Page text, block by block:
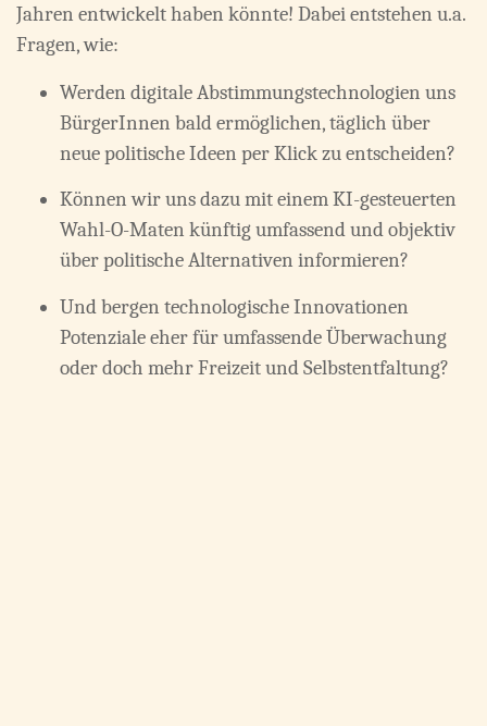
Jahren entwickelt haben könnte! Dabei entstehen u.a.
Fragen, wie:
Werden digitale Abstimmungstechnologien uns
BürgerInnen bald ermöglichen, täglich über
neue politische Ideen per Klick zu entscheiden?
Können wir uns dazu mit einem KI-gesteuerten
Wahl-O-Maten künftig umfassend und objektiv
über politische Alternativen informieren?
Und bergen technologische Innovationen
Potenziale eher für umfassende Überwachung
oder doch mehr Freizeit und Selbstentfaltung?